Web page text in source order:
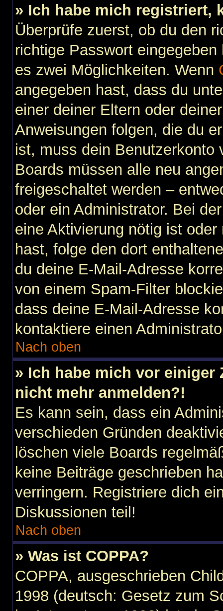
» Ich habe mich registriert,
Überprüfe zuerst, ob du den
richtige Passwort
es zwei Möglichkeiten. Wenn
angegeben hast, dass du
einer deiner Eltern oder
Anweisungen folgen, die du
ist, muss dein Benutzerkonto
Boards müssen alle neu
freigeschaltet werden –
oder ein Administrator. Bei
eine Aktivierung nötig ist
hast, folge den dort
du deine E-Mail-Adresse
von einem Spam-Filter
dass deine E-Mail-Adresse
kontaktiere einen
Nach oben
» Ich habe mich vor
nicht mehr anmelden?!
Es kann sein, dass ein
verschieden Gründen
löschen viele Boards
keine Beiträge geschrieben
verringern. Registriere dich
Diskussionen teil!
Nach oben
» Was ist COPPA?
COPPA, ausgeschrieben
1998 (deutsch: Gesetz zum